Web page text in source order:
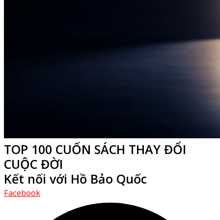
TOP 100 CUỐN SÁCH THAY ĐỔI
CUỘC ĐỜI
Kết nối với Hồ Bảo Quốc
Facebook